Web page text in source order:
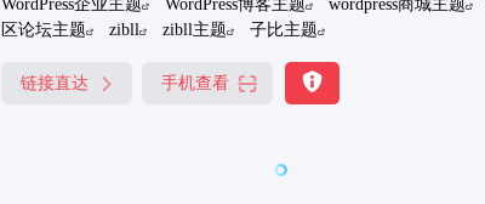
WordPress企业主题
WordPress博客主题 wordpress商城主题
区论坛主题
zibll zibll主题 子比主题
链接直达 手机查看